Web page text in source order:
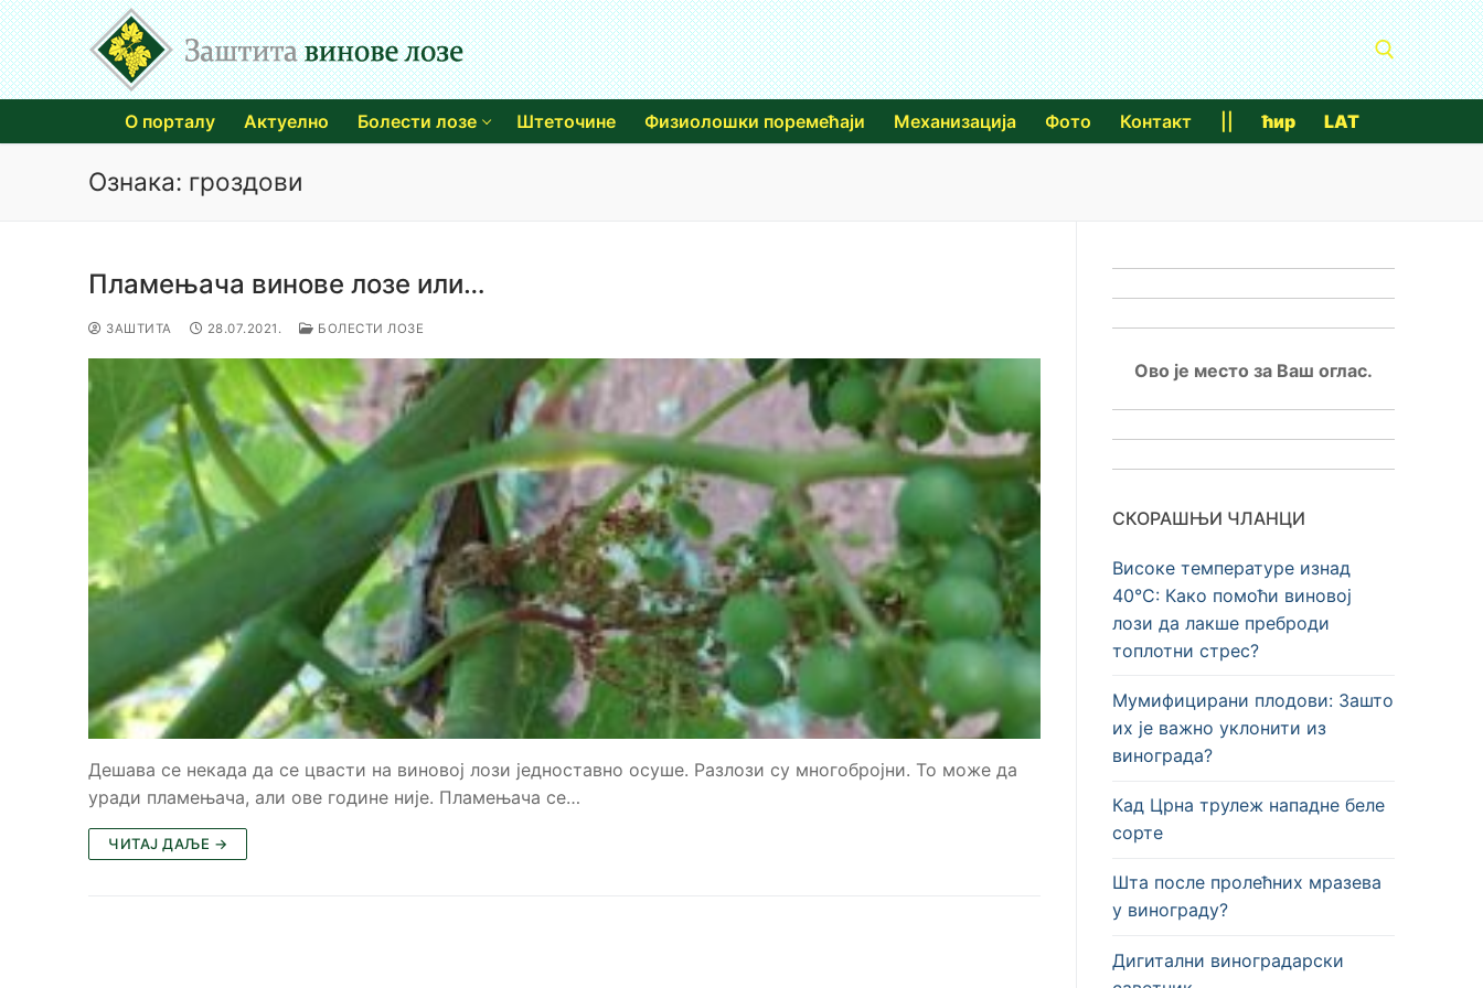
Прескочи
до
садржаја
Тражи за:
О порталу Актуелно Болести лозе Штеточине Физиолошки поремећаји Механизација Фото Контакт ћир LAT
Ознака: гроздови
Пламењача винове лозе или…
ЗАШТИТА 28.07.2021. БОЛЕСТИ ЛОЗЕ
Дешава се некада да се цвасти на виновој лози једноставно осуше. Разлози су многобројни. То може да
уради пламењача, али ове године није. Пламењача се…
ЧИТАЈ ДАЉЕ →
Ово је место за Ваш оглас.
СКОРАШЊИ ЧЛАНЦИ
Високе температуре изнад
40°C: Како помоћи виновој
лози да лакше преброди
топлотни стрес?
Мумифицирани плодови: Зашто
их је важно уклонити из
винограда?
Кад Црна трулеж нападне беле
сорте
Шта после пролећних мразева
у винограду?
Дигитални виноградарски